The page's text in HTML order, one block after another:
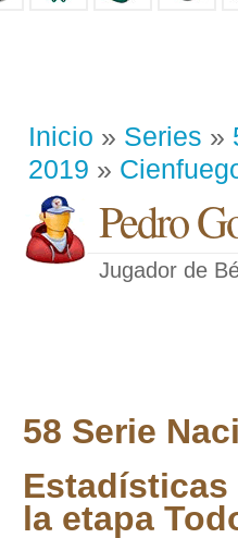
Inicio » Series »
2019 »
Pedro
Jugador de
58 Serie
Estadísticas
la etapa